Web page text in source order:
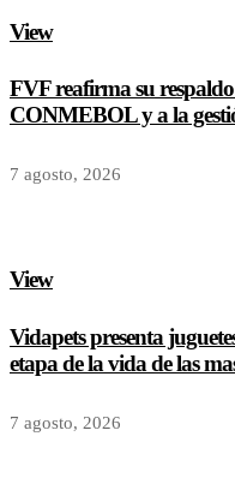
View
FVF reafirma su
CONMEBOL y a la
7 agosto, 2026
View
Vidapets presenta
etapa de la vida de las
7 agosto, 2026